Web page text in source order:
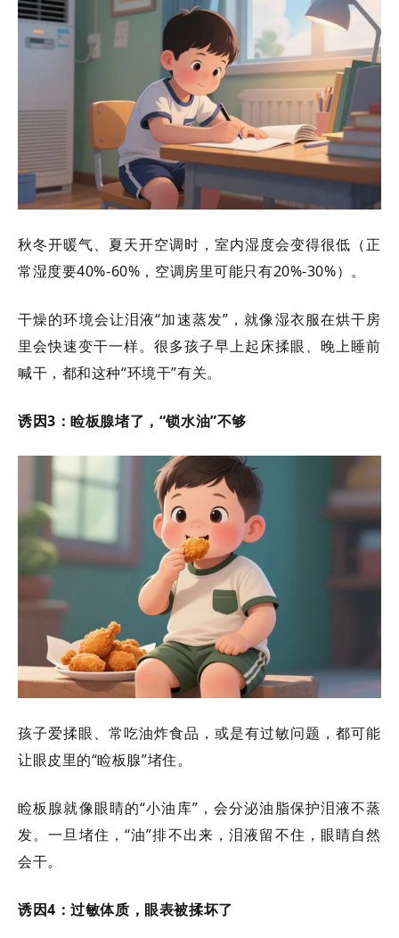
秋冬开暖气、夏天开空调时，室内湿度会变得很低（正
常湿度要40%-60%，空调房里可能只有20%-30%）。
干燥的环境会让泪液“加速蒸发”，就像湿衣服在烘干房
里会快速变干一样。很多孩子早上起床揉眼、晚上睡前
喊干，都和这种“环境干”有关。
诱因3：睑板腺堵了，“锁水油”不够
孩子爱揉眼、常吃油炸食品，或是有过敏问题，都可能
让眼皮里的“睑板腺”堵住。
睑板腺就像眼睛的“小油库”，会分泌油脂保护泪液不蒸
发。一旦堵住，“油”排不出来，泪液留不住，眼睛自然
会干。
诱因4：过敏体质，眼表被揉坏了